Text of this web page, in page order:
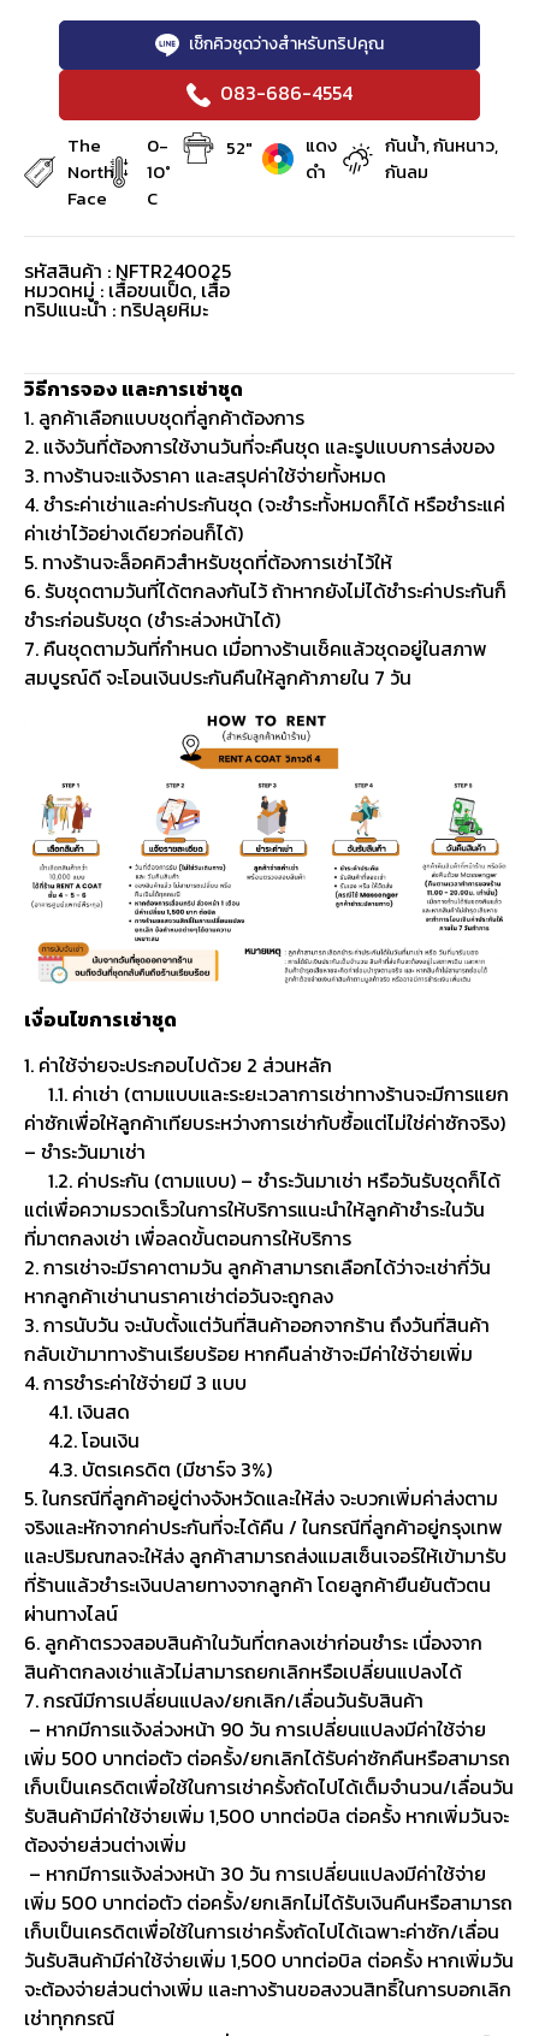
เช็กคิวชุดว่างสำหรับทริปคุณ
083-686-4554
The
North
Face
0-
10°
C
52"
แดง
ดำ
กันน้ำ, กันหนาว,
กันลม
รหัสสินค้า : NFTR240025
หมวดหมู่ : เสื้อขนเป็ด, เสื้อ
ทริปแนะนำ : ทริปลุยหิมะ
วิธีการจอง และการเช่าชุด
1. ลูกค้าเลือกแบบชุดที่ลูกค้าต้องการ
2. แจ้งวันที่ต้องการใช้งานวันที่จะคืนชุด และรูปแบบการส่งของ
3. ทางร้านจะแจ้งราคา และสรุปค่าใช้จ่ายทั้งหมด
4. ชำระค่าเช่าและค่าประกันชุด (จะชำระทั้งหมดก็ได้ หรือชำระแค่
ค่าเช่าไว้อย่างเดียวก่อนก็ได้)
5. ทางร้านจะล็อคคิวสำหรับชุดที่ต้องการเช่าไว้ให้
6. รับชุดตามวันที่ได้ตกลงกันไว้ ถ้าหากยังไม่ได้ชำระค่าประกันก็
ชำระก่อนรับชุด (ชำระล่วงหน้าได้)
7. คืนชุดตามวันที่กำหนด เมื่อทางร้านเช็คแล้วชุดอยู่ในสภาพ
สมบูรณ์ดี จะโอนเงินประกันคืนให้ลูกค้าภายใน 7 วัน
เงื่อนไขการเช่าชุด
1. ค่าใช้จ่ายจะประกอบไปด้วย 2 ส่วนหลัก
1.1. ค่าเช่า (ตามแบบและระยะเวลาการเช่าทางร้านจะมีการแยก
ค่าซักเพื่อให้ลูกค้าเทียบระหว่างการเช่ากับซื้อแต่ไม่ใช่ค่าซักจริง)
– ชำระวันมาเช่า
1.2. ค่าประกัน (ตามแบบ) – ชำระวันมาเช่า หรือวันรับชุดก็ได้
แต่เพื่อความรวดเร็วในการให้บริการแนะนำให้ลูกค้าชำระในวัน
ที่มาตกลงเช่า เพื่อลดขั้นตอนการให้บริการ
2. การเช่าจะมีราคาตามวัน ลูกค้าสามารถเลือกได้ว่าจะเช่ากี่วัน
หากลูกค้าเช่านานราคาเช่าต่อวันจะถูกลง
3. การนับวัน จะนับตั้งแต่วันที่สินค้าออกจากร้าน ถึงวันที่สินค้า
กลับเข้ามาทางร้านเรียบร้อย หากคืนล่าช้าจะมีค่าใช้จ่ายเพิ่ม
4. การชำระค่าใช้จ่ายมี 3 แบบ
4.1. เงินสด
4.2. โอนเงิน
4.3. บัตรเครดิต (มีชาร์จ 3%)
5. ในกรณีที่ลูกค้าอยู่ต่างจังหวัดและให้ส่ง จะบวกเพิ่มค่าส่งตาม
จริงและหักจากค่าประกันที่จะได้คืน / ในกรณีที่ลูกค้าอยู่กรุงเทพ
และปริมณฑลจะให้ส่ง ลูกค้าสามารถส่งแมสเซ็นเจอร์ให้เข้ามารับ
ที่ร้านแล้วชำระเงินปลายทางจากลูกค้า โดยลูกค้ายืนยันตัวตน
ผ่านทางไลน์
6. ลูกค้าตรวจสอบสินค้าในวันที่ตกลงเช่าก่อนชำระ เนื่องจาก
สินค้าตกลงเช่าแล้วไม่สามารถยกเลิกหรือเปลี่ยนแปลงได้
7. กรณีมีการเปลี่ยนแปลง/ยกเลิก/เลื่อนวันรับสินค้า
– หากมีการแจ้งล่วงหน้า 90 วัน การเปลี่ยนแปลงมีค่าใช้จ่าย
เพิ่ม 500 บาทต่อตัว ต่อครั้ง/ยกเลิกได้รับค่าซักคืนหรือสามารถ
เก็บเป็นเครดิตเพื่อใช้ในการเช่าครั้งถัดไปได้เต็มจำนวน/เลื่อนวัน
รับสินค้ามีค่าใช้จ่ายเพิ่ม 1,500 บาทต่อบิล ต่อครั้ง หากเพิ่มวันจะ
ต้องจ่ายส่วนต่างเพิ่ม
– หากมีการแจ้งล่วงหน้า 30 วัน การเปลี่ยนแปลงมีค่าใช้จ่าย
เพิ่ม 500 บาทต่อตัว ต่อครั้ง/ยกเลิกไม่ได้รับเงินคืนหรือสามารถ
เก็บเป็นเครดิตเพื่อใช้ในการเช่าครั้งถัดไปได้เฉพาะค่าซัก/เลื่อน
วันรับสินค้ามีค่าใช้จ่ายเพิ่ม 1,500 บาทต่อบิล ต่อครั้ง หากเพิ่มวัน
จะต้องจ่ายส่วนต่างเพิ่ม และทางร้านขอสงวนสิทธิ์ในการบอกเลิก
เช่าทุกกรณี